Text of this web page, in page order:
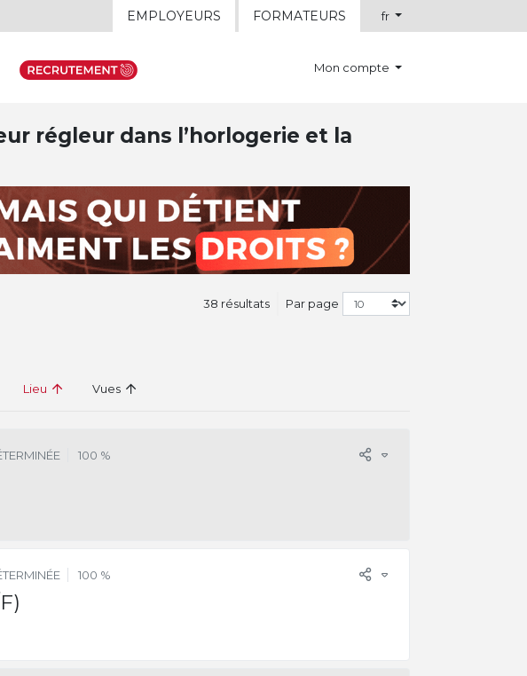
EMPLOYEURS FORMATEURS fr
Mon compte
régleur dans l’horlogerie et la
38 résultats Par page
Lieu Vues
100 %
100 %